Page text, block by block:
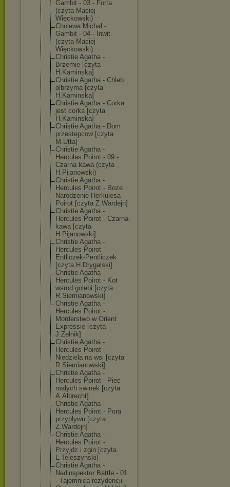
Gambit - 03 - Forta
(czyta Maciej
Więckowski)
Cholewa Michał -
Gambit - 04 - Inwit
(czyta Maciej
Więckowski)
Christie Agatha -
Brzemie [czyta
H.Kaminska]
Christie Agatha - Chleb
olbrzyma [czyta
H.Kaminska]
Christie Agatha - Corka
jest corka [czyta
H.Kaminska]
Christie Agatha - Dom
przestepcow [czyta
M.Utta]
Christie Agatha -
Hercules Poirot - 09 -
Czarna kawa (czyta
H.Pijanowski)
Christie Agatha -
Hercules Poirot - Boze
Narodzenie Herkulesa
Poirot [czyta Z.Wardejn]
Christie Agatha -
Hercules Poirot - Czarna
kawa [czyta
H.Pijanowski]
Christie Agatha -
Hercules Poirot -
Entliczek-Pent liczek
[czyta H.Drygalski]
Christie Agatha -
Hercules Poirot - Kot
wsrod golebi [czyta
R.Siemianowski]
Christie Agatha -
Hercules Poirot -
Morderstwo w Orient
Expressie [czyta
J.Zelnik]
Christie Agatha -
Hercules Poirot -
Niedziela na wsi [czyta
R.Siemianowski]
Christie Agatha -
Hercules Poirot - Piec
malych swinek [czyta
A.Albrecht]
Christie Agatha -
Hercules Poirot - Pora
przyplywu [czyta
Z.Wardejn]
Christie Agatha -
Hercules Poirot -
Przyjdz i zgin [czyta
L.Teleszynski]
Christie Agatha -
Nadinspektor Battle - 01
- Tajemnica rezydencji